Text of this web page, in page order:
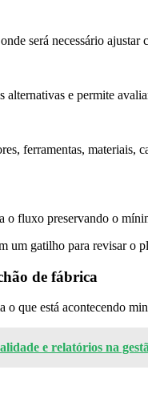
será necessário
e permite
ferramentas, materiais,
fluxo preservando o
um gatilho para revisar o
de fábrica
o que está acontecendo
e relatórios na